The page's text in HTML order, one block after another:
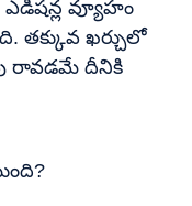
వ్యూహం
తక్కువ ఖర్చులో
రావడమే దీనికి